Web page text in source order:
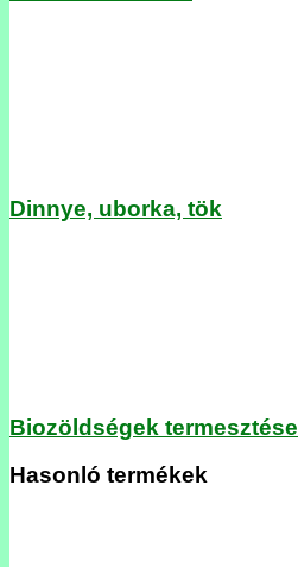
Dinnye, uborka, tök
Biozöldségek termesztése
Hasonló termékek